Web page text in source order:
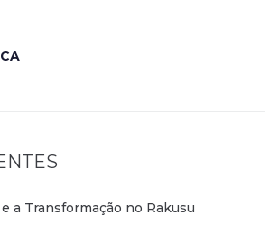
a Transformação no Rakusu